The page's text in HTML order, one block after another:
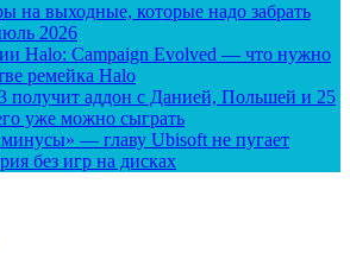
на выходные, которые надо забрать
2026
Halo: Campaign Evolved — что нужно
ремейка Halo
получит аддон с Данией, Польшей и 25
уже можно сыграть
— главу Ubisoft не пугает
без игр на дисках